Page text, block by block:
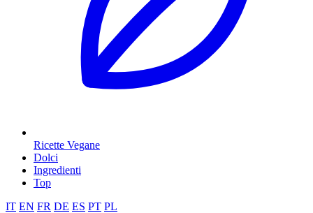
Ricette Vegane
Dolci
Ingredienti
Top
IT EN FR DE ES PT PL